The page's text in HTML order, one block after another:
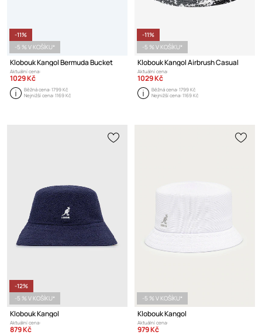
-11%
-5 % V KOŠÍKU*
Klobouk Kangol Bermuda Bucket
Aktuální cena:
1029 Kč
Běžná cena:1799 Kč
Nejnižší cena:1169 Kč
-11%
-5 % V KOŠÍKU*
Klobouk Kangol Airbrush Casual
Aktuální cena:
1029 Kč
Běžná cena:1799 Kč
Nejnižší cena:1169 Kč
-12%
-5 % V KOŠÍKU*
Klobouk Kangol
Aktuální cena:
879 Kč
-5 % V KOŠÍKU*
Klobouk Kangol
Aktuální cena:
979 Kč